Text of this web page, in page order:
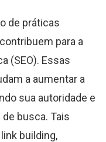
de práticas
para a
(SEO). Essas
a aumentar a
sua autoridade e
busca. Tais
building,